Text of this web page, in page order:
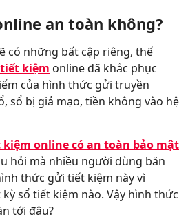
an toàn không?
có những bất cập riêng, thế
kiệm online đã khắc phục
của hình thức gửi truyền
sổ bị giả mạo, tiền không vào hệ
online có an toàn bảo mật
hỏi mà nhiều người dùng băn
thức gửi tiết kiệm này vì
sổ tiết kiệm nào. Vậy hình thức
tới đâu?